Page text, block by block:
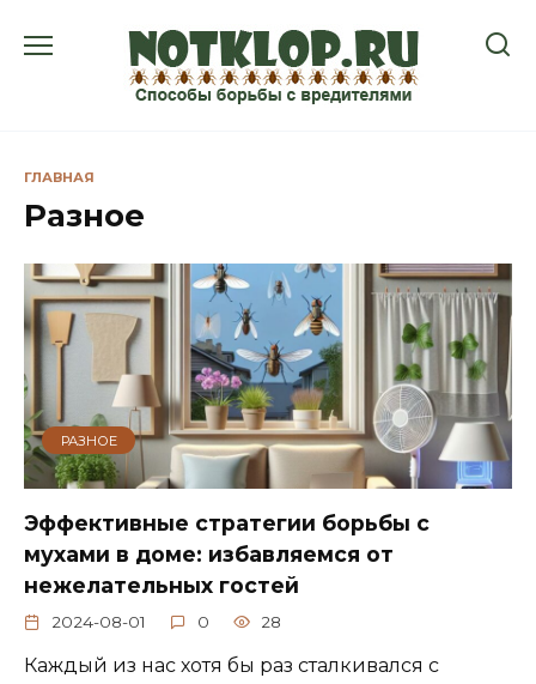
содержанию
ГЛАВНАЯ
Разное
РАЗНОЕ
Эффективные стратегии борьбы с
мухами в доме: избавляемся от
нежелательных гостей
2024-08-01 0 28
Каждый из нас хотя бы раз сталкивался с